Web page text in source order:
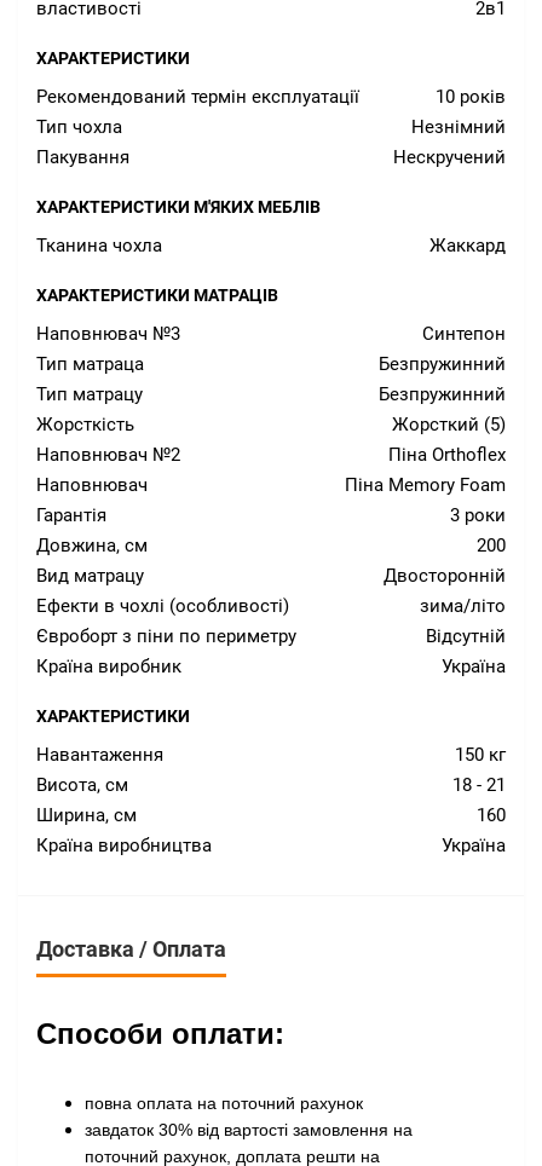
властивості
2в1
ХАРАКТЕРИСТИКИ
Рекомендований термін експлуатації
10 років
Тип чохла
Незнімний
Пакування
Нескручений
ХАРАКТЕРИСТИКИ М'ЯКИХ МЕБЛІВ
Тканина чохла Жаккард
ХАРАКТЕРИСТИКИ МАТРАЦІВ
Наповнювач №3
Синтепон
Тип матраца
Безпружинний
Тип матрацу
Безпружинний
Жорсткість
Жорсткий (5)
Наповнювач №2
Піна Orthoflex
Наповнювач
Піна Memory Foam
Гарантія
3 роки
Довжина, см
200
Вид матрацу
Двосторонній
Ефекти в чохлі (особливості)
зима/літо
Євроборт з піни по периметру
Відсутній
Країна виробник
Україна
ХАРАКТЕРИСТИКИ
Навантаження
150 кг
Висота, см
18 - 21
Ширина, см
160
Країна виробництва
Україна
Доставка / Оплата
Способи оплати:
повна оплата на поточний рахунок
завдаток 30% від вартості замовлення на
поточний рахунок, доплата решти на